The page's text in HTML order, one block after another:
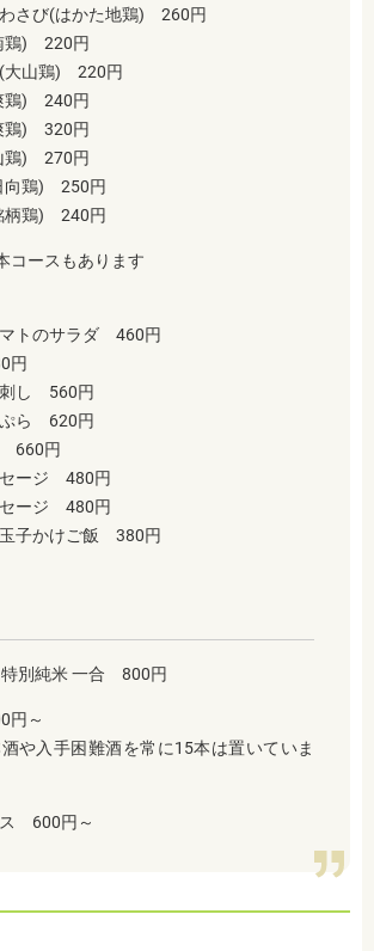
さび(はかた地鶏) 260円
鶏) 220円
大山鶏) 220円
鶏) 240円
鶏) 320円
鶏) 270円
向鶏) 250円
柄鶏) 240円
コースもあります
マトのサラダ 460円
円
し 560円
ぷら 620円
660円
ージ 480円
セージ 480円
子かけご飯 380円
特別純米 一合 800円
円～
や入手困難酒を常に15本は置いていま
ス 600円～